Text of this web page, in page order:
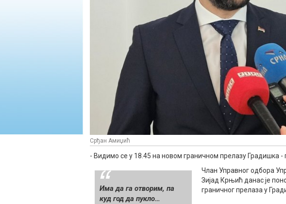
Срђан Амиџић
- Видимо се у 18.45 на новом граничном прелазу Градишка -
Има да га отворим, па
куд год да пукло…
Члан Управног одбора
Зијад Крњић данас је
граничног прелаза у